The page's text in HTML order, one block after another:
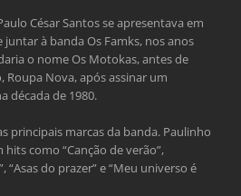
César Santos se apresentava em
juntar à banda Os Famks, nos anos
o nome Os Motokas, antes de
Nova, após assinar um
década de 1980.
principais marcas da banda. Paulinho
como “Canção de verão”,
“Asas do prazer” e “Meu universo é